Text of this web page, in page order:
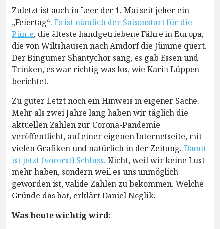
Zuletzt ist auch in Leer der 1. Mai seit jeher ein
„Feiertag“. Es ist nämlich der Saisonstart für die
Pünte, die älteste handgetriebene Fähre in Europa,
die von Wiltshausen nach Amdorf die Jümme quert.
Der Bingumer Shantychor sang, es gab Essen und
Trinken, es war richtig was los, wie Karin Lüppen
berichtet.
Zu guter Letzt noch ein Hinweis in eigener Sache.
Mehr als zwei Jahre lang haben wir täglich die
aktuellen Zahlen zur Corona-Pandemie
veröffentlicht, auf einer eigenen Internetseite, mit
vielen Grafiken und natürlich in der Zeitung. Damit
ist jetzt (vorerst) Schluss. Nicht, weil wir keine Lust
mehr haben, sondern weil es uns unmöglich
geworden ist, valide Zahlen zu bekommen. Welche
Gründe das hat, erklärt Daniel Noglik.
Was heute wichtig wird: